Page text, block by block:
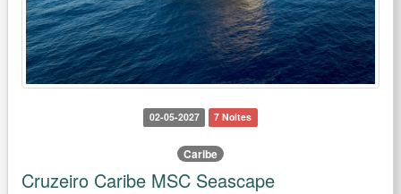
02-05-2027 7 Noites
Caribe
Cruzeiro Caribe MSC Seascape